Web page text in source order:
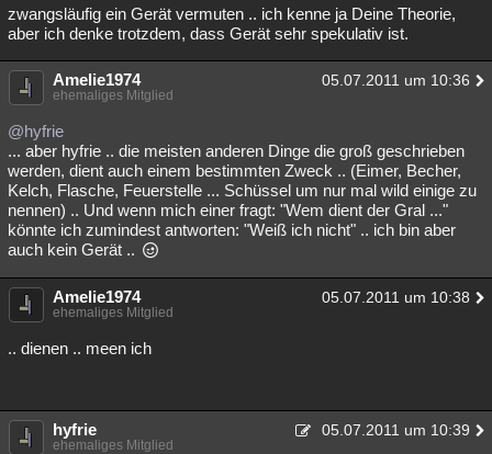
zwangsläufig ein Gerät vermuten .. ich kenne ja Deine Theorie,
aber ich denke trotzdem, dass Gerät sehr spekulativ ist.
Amelie1974 05.07.2011 um 10:36
ehemaliges Mitglied
@hyfrie
... aber hyfrie .. die meisten anderen Dinge die groß geschrieben
werden, dient auch einem bestimmten Zweck .. (Eimer, Becher,
Kelch, Flasche, Feuerstelle ... Schüssel um nur mal wild einige zu
nennen) .. Und wenn mich einer fragt: "Wem dient der Gral ..."
könnte ich zumindest antworten: "Weiß ich nicht" .. ich bin aber
auch kein Gerät ..
Amelie1974 05.07.2011 um 10:38
ehemaliges Mitglied
.. dienen .. meen ich
hyfrie 05.07.2011 um 10:39
ehemaliges Mitglied